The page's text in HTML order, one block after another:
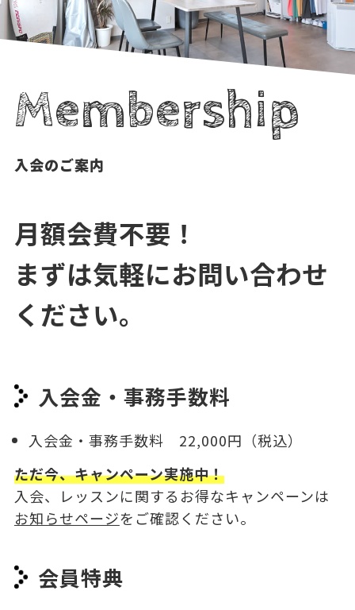
Membership
入会のご案内
月額会費不要！
まずは気軽にお問い合わせ
ください。
入会金・事務手数料
入会金・事務手数料 22,000円（税込）
ただ今、キャンペーン実施中！
入会、レッスンに関するお得なキャンペーンは
お知らせページをご確認ください。
会員特典